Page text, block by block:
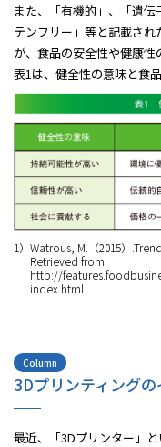
また、「有機的」、「遺
テンフリー」等と記載さ
が、食品の安全性や健康性
表1は、健全性の意味と食
1）Watrous, M.（2015）
Retrieved from
http://
index.html
Column
3Dプリンティング
最近、「3Dプリンター」